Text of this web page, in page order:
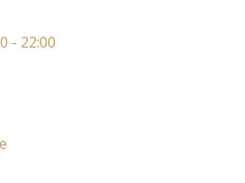
- 22:00